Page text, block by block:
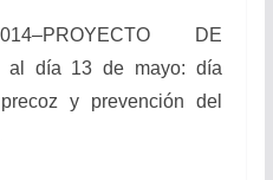
DE
al día 13 de mayo: día
y prevención del